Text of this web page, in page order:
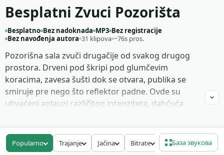
Besplatni Zvuci Pozorišta
Besplatno Bez nadoknada MP3 Bez registracije
Bez navođenja autora 31 klipova ~76s pros.
Pozorišna sala zvuči drugačije od svakog drugog
prostora. Drveni pod škripi pod glumčevim
koracima, zavesa šušti dok se otvara, publika se
smiruje pre nego što reflektor padne. Ovde su
uhvaćeni aplauzi različitog intenziteta, dahćuća
daleki kašalj iz balkona. Snimano u prostorima sa
živom akustikom, ne u dead room studiju.
Popularno Trajanje Jačina Bitrate База звукова